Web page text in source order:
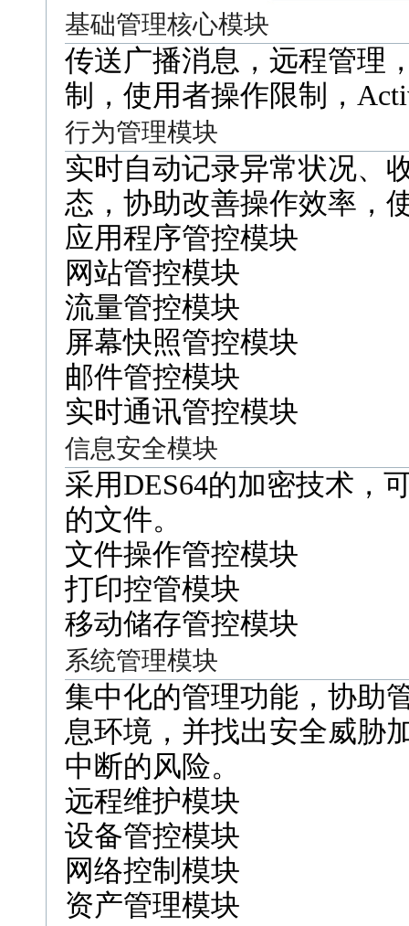
基础管理核心模块
传送广播消息，远程管理
制，使用者操作限制，
行为管理模块
实时自动记录异常状况、
态，协助改善操作效率，
应用程序管控模块
网站管控模块
流量管控模块
屏幕快照管控模块
邮件管控模块
实时通讯管控模块
信息安全模块
采用DES64的加密技术，
的文件。
文件操作管控模块
打印控管模块
移动储存管控模块
系统管理模块
集中化的管理功能，协助
息环境，并找出安全威胁
中断的风险。
远程维护模块
设备管控模块
网络控制模块
资产管理模块